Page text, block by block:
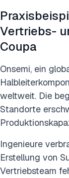
Vertriebs-
Coupa
Onsemi, ein
weltweit. Die
Standorte
Ingenieure
Erstellung von
Vertriebsteam